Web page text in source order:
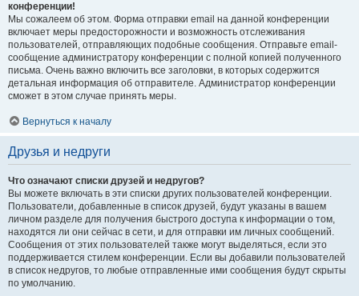
конференции!
Мы сожалеем об этом. Форма отправки email на данной конференции
включает меры предосторожности и возможность отслеживания
пользователей, отправляющих подобные сообщения. Отправьте email-
сообщение администратору конференции с полной копией полученного
письма. Очень важно включить все заголовки, в которых содержится
детальная информация об отправителе. Администратор конференции
сможет в этом случае принять меры.
Вернуться к началу
Друзья и недруги
Что означают списки друзей и недругов?
Вы можете включать в эти списки других пользователей конференции.
Пользователи, добавленные в список друзей, будут указаны в вашем
личном разделе для получения быстрого доступа к информации о том,
находятся ли они сейчас в сети, и для отправки им личных сообщений.
Сообщения от этих пользователей также могут выделяться, если это
поддерживается стилем конференции. Если вы добавили пользователей
в список недругов, то любые отправленные ими сообщения будут скрыты
по умолчанию.